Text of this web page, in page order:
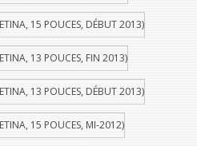
15 POUCES, DÉBUT 2013)
13 POUCES, FIN 2013)
13 POUCES, DÉBUT 2013)
15 POUCES, MI-2012)